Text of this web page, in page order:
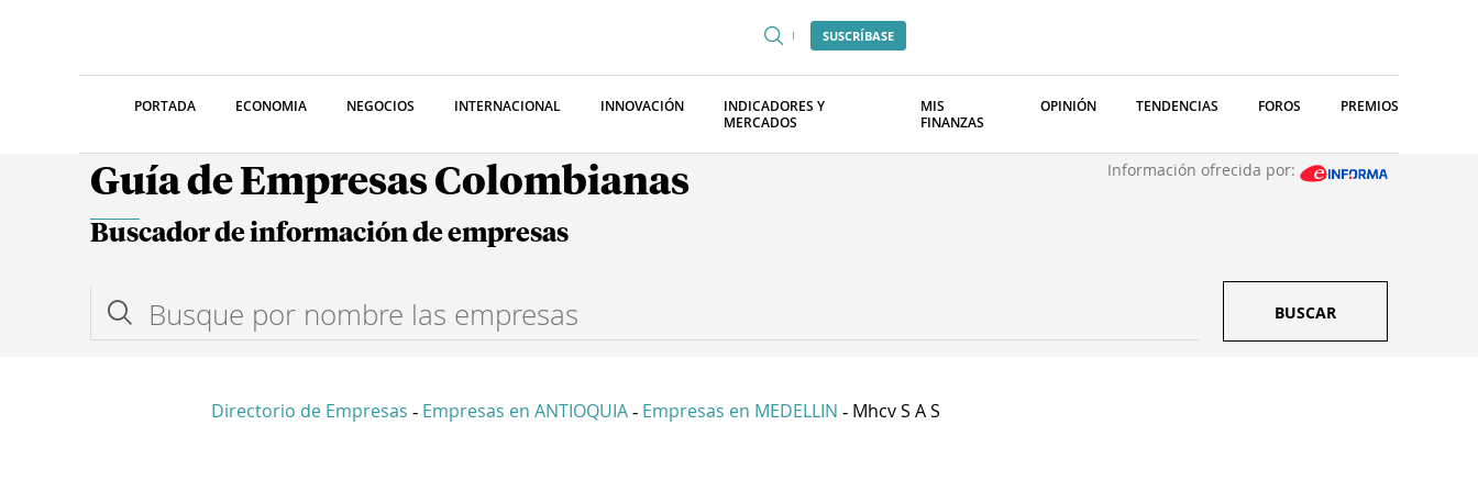
SUSCRÍBASE
PORTADA ECONOMIA NEGOCIOS INTERNACIONAL INNOVACIÓN
INDICADORES Y
MERCADOS
MIS
FINANZAS
OPINIÓN TENDENCIAS FOROS PREMIOS
Guía de Empresas Colombianas Información ofrecida por:
Buscador de información de empresas
BUSCAR
Directorio de Empresas - Empresas en ANTIOQUIA - Empresas en MEDELLIN - Mhcv S A S